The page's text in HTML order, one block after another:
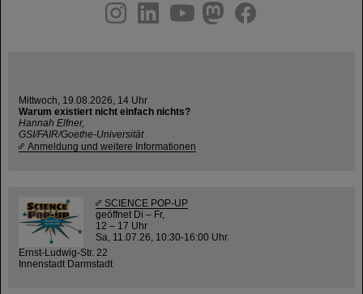
youtube
helmholtz.social
facebook
Mittwoch, 19.08.2026, 14 Uhr
Warum existiert nicht einfach nichts?
Hannah Elfner,
GSI/FAIR/Goethe-Universität
Anmeldung und weitere Informationen
SCIENCE POP-UP
geöffnet Di – Fr,
12 – 17 Uhr
Sa, 11.07.26, 10:30-16:00 Uhr
Ernst-Ludwig-Str. 22
Innenstadt Darmstadt